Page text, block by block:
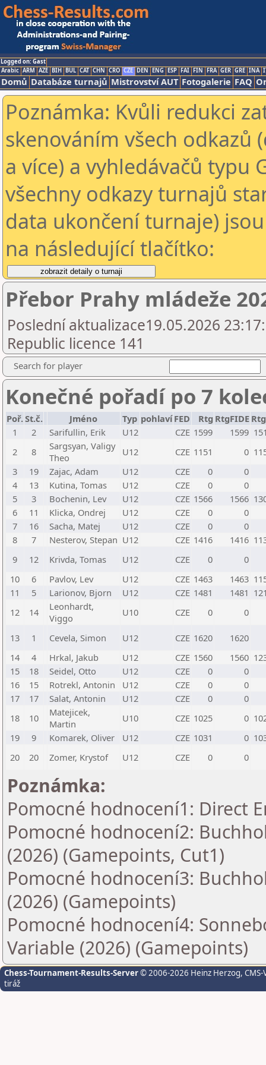
Logged on: Gast
Arabic ARM AZE BIH BUL CAT CHN CRO CZE DEN ENG ESP FAI FIN FRA GER GRE INA
Domů Databáze turnajů Mistrovství AUT Fotogalerie FAQ
Poznámka: Kvůli redukci
skenováním všech odkazů
a více) a vyhledávačů typu
všechny odkazy turnajů
data ukončení turnaje)
na následující tlačítko:
Přebor Prahy mládeže
Poslední aktualizace19.05.2026
Republic licence 141
Search for player
Konečné pořadí po 7
Poř.St.č. Jméno Typ pohlaví FED Rtg RtgFIDE
1
2 Sarifullin, Erik U12 CZE 1599 1599
2
8
Sargsyan, Valigy
Theo
U12 CZE 1151 0
3
19 Zajac, Adam U12 CZE 0
0
4
13 Kutina, Tomas U12 CZE 0
0
5
3 Bochenin, Lev U12 CZE 1566 1566
6
11 Klicka, Ondrej U12 CZE 0
0
7
16 Sacha, Matej U12 CZE 0
0
8
7 Nesterov, Stepan U12 CZE 1416 1416
9
12 Krivda, Tomas U12 CZE 0
0
10
6 Pavlov, Lev U12 CZE 1463 1463
11
5 Larionov, Bjorn U12 CZE 1481 1481
12
14
Leonhardt,
Viggo
U10 CZE 0 0
13 1 Cevela, Simon U12 CZE 1620
1620
14
4 Hrkal, Jakub U12 CZE 1560 1560
15
18 Seidel, Otto U12 CZE 0
0
16
15 Rotrekl, Antonin U12 CZE 0
0
17
17 Salat, Antonin U12 CZE 0
0
18
10
Matejicek,
Martin
U10 CZE 1025 0
19
9 Komarek, Oliver U12 CZE 1031 0
20
20 Zomer, Krystof U12 CZE 0 0
Poznámka:
Pomocné hodnocení1: Direct
Pomocné hodnocení2:
(2026) (Gamepoints, Cut1)
Pomocné hodnocení3:
(2026) (Gamepoints)
Pomocné hodnocení4:
Variable (2026) (Gamepoints)
Chess-Tournament-Results-Server© 2006-2026 Heinz Herzog,
tiráž